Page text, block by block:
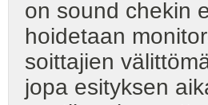
on sound chekin
hoidetaan
soittajien
jopa esityksen